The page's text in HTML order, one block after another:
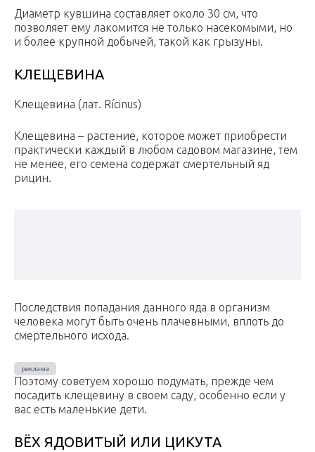
Диаметр кувшина составляет около 30 см, что
позволяет ему лакомится не только насекомыми, но
и более крупной добычей, такой как грызуны.
КЛЕЩЕВИНА
Клещевина (лат. Rícinus)
Клещевина – растение, которое может приобрести
практически каждый в любом садовом магазине, тем
не менее, его семена содержат смертельный яд
рицин.
Последствия попадания данного яда в организм
человека могут быть очень плачевными, вплоть до
смертельного исхода.
Поэтому советуем хорошо подумать, прежде чем
посадить клещевину в своем саду, особенно если у
вас есть маленькие дети.
ВЁХ ЯДОВИТЫЙ ИЛИ ЦИКУТА